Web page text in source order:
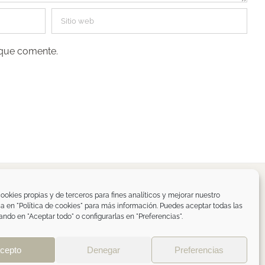
propias y de terceros para fines analíticos y mejorar nuestro
en "Política de cookies" para más información. Puedes aceptar todas las
en "Aceptar todo" o configurarlas en "Preferencias".
Denegar Preferencias
comente.
privacidad RRSS ÁREA PROFESIONAL